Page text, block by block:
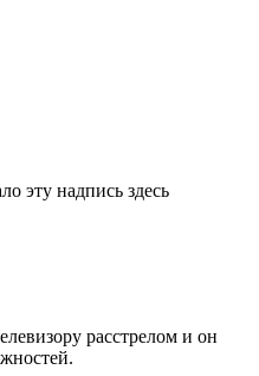
эту надпись здесь
расстрелом и он